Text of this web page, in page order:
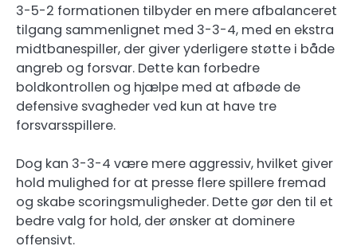
3-5-2 formationen tilbyder en mere afbalanceret
tilgang sammenlignet med 3-3-4, med en ekstra
midtbanespiller, der giver yderligere støtte i både
angreb og forsvar. Dette kan forbedre
boldkontrollen og hjælpe med at afbøde de
defensive svagheder ved kun at have tre
forsvarsspillere.
Dog kan 3-3-4 være mere aggressiv, hvilket giver
hold mulighed for at presse flere spillere fremad
og skabe scoringsmuligheder. Dette gør den til et
bedre valg for hold, der ønsker at dominere
offensivt.